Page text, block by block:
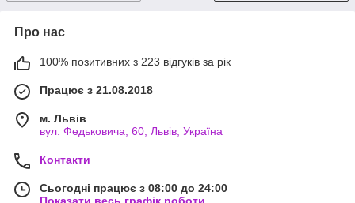
Про нас
100% позитивних з 223 відгуків за рік
Працює з 21.08.2018
м. Львів
вул. Федьковича, 60, Львів, Україна
Контакти
Сьогодні працює з 08:00 до 24:00
Показати весь графік роботи